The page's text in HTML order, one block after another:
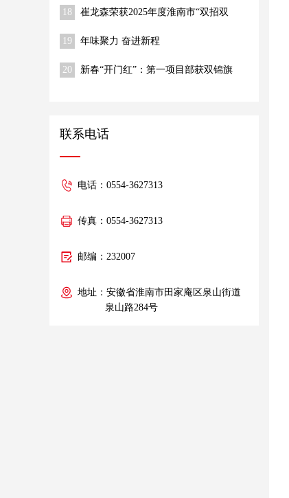
18
崔龙森荣获2025年度淮南市“双招双
19
年味聚力 奋进新程
20 新春“开门红”：第一项目部获双锦旗
联系电话
电话：0554-3627313
传真：0554-3627313
邮编：232007
地址：安徽省淮南市田家庵区泉山街道
泉山路284号